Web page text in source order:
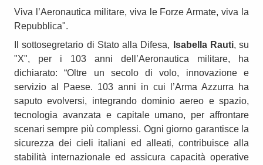
Viva l’Aeronautica militare, viva le Forze Armate, viva la
Repubblica".
Il sottosegretario di Stato alla Difesa,
Isabella Rauti, su
"X", per i 103 anni dell’Aeronautica militare, ha
dichiarato: “Oltre un secolo di volo, innovazione e
servizio al Paese. 103 anni in cui l’Arma Azzurra ha
saputo evolversi, integrando dominio aereo e spazio,
tecnologia avanzata e capitale umano, per affrontare
scenari sempre più complessi. Ogni giorno garantisce la
sicurezza dei cieli italiani ed alleati, contribuisce alla
stabilità internazionale ed assicura capacità operative